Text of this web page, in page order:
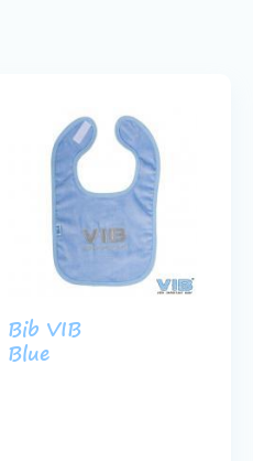
Bib VIB
Blue